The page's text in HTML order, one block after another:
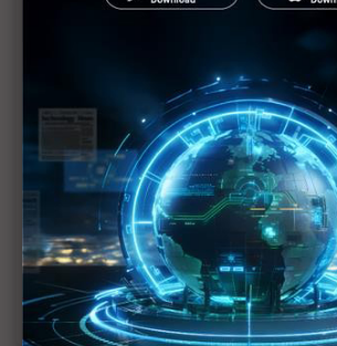
幫解決鈣鈦礦量產瓶頸 創為攜友來
群創CarUX展購併Pioneer綜效 首發
統強化「影音一體」
先進封裝、光通訊商機少不了玻璃
Taiwan不只秀顯示器實力
Nanomade量子穿隧感測技術亮相
NB、穿戴裝置都可應用